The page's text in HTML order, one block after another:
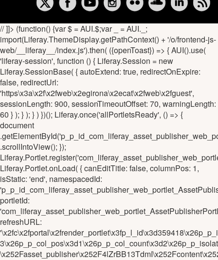
// ]]> (function() {var $ = AUI.$;var _ = AUI._;
import(Liferay.ThemeDisplay.getPathContext() + '/o/frontend-js-
web/__liferay__/index.js').then( ({openToast}) => { AUI().use(
'liferay-session', function () { Liferay.Session = new
Liferay.SessionBase( { autoExtend: true, redirectOnExpire:
false, redirectUrl:
'https\x3a\x2f\x2fweb\x2egirona\x2ecat\x2fweb\x2fguest',
sessionLength: 900, sessionTimeoutOffset: 70, warningLength:
60 } ); } ); } ) })(); Liferay.once('allPortletsReady', () => {
document
.scrollIntoView(); });
Liferay.Portlet.onLoad( { canEditTitle: false, columnPos: 1,
isStatic: 'end', namespacedId:
portletId:
refreshURL: